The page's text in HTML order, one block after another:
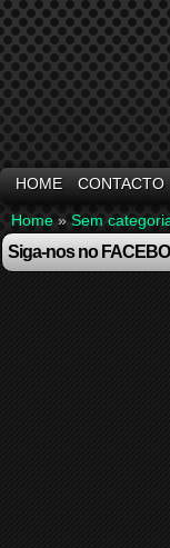
HOME CONTACTO
Home » Sem
Siga-nos no